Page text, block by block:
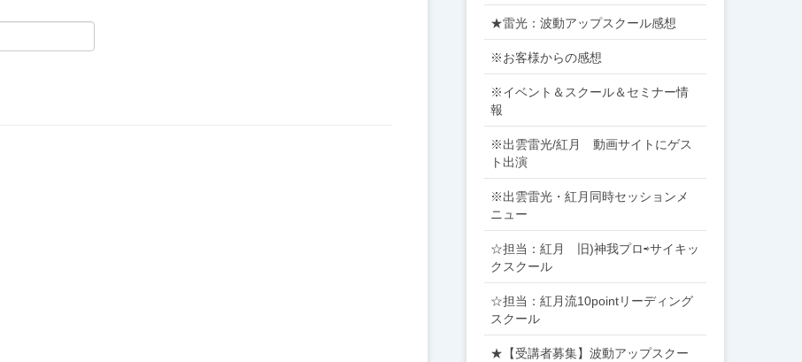
★雷光：波動アップスクール感想
※お客様からの感想
※イベント＆スクール＆セミナー情
報
※出雲雷光/紅月 動画サイトにゲス
ト出演
※出雲雷光・紅月同時セッションメ
ニュー
☆担当：紅月 旧)神我プロ⇨サイキッ
クスクール
☆担当：紅月流10pointリーディング
スクール
★【受講者募集】波動アップスクー